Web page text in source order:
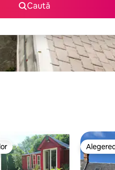
Caută
Alegerea oaspeților